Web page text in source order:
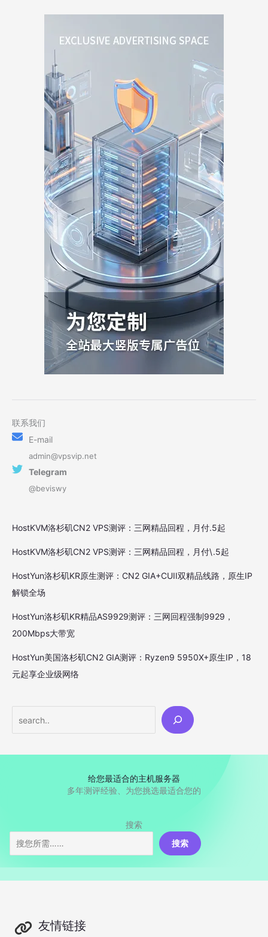
联系我们
E-mail
admin@vpsvip.net
Telegram
@beviswy
HostKVM洛杉矶CN2 VPS测评：三网精品回程，月付.5起
HostKVM洛杉矶CN2 VPS测评：三网精品回程，月付\.5起
HostYun洛杉矶KR原生测评：CN2 GIA+CUII双精品线路，原生IP
解锁全场
HostYun洛杉矶KR精品AS9929测评：三网回程强制9929，
200Mbps大带宽
HostYun美国洛杉矶CN2 GIA测评：Ryzen9 5950X+原生IP，18
元起享企业级网络
给您最适合的主机服务器
多年测评经验、为您挑选最适合您的
搜索
搜索
友情链接